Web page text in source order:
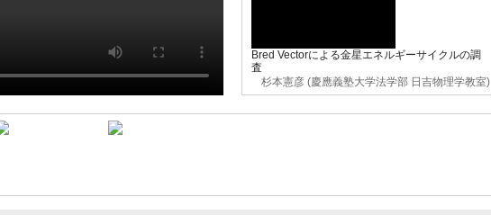
Bred Vectorによる金星エネルギーサイクルの調
査
杉本憲彦 (慶應義塾大学法学部 日吉物理学教室)